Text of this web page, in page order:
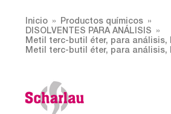
Inicio
Productos químicos
DISOLVENTES PARA ANÁLISIS
Metil terc-butil éter, para análisis,
Metil terc-butil éter, para análisis,